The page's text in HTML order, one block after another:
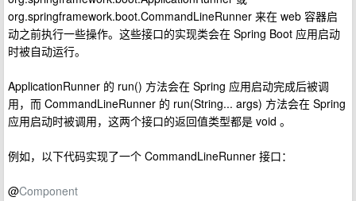
org.springframework.boot.CommandLineRunner 来在 web 容器启
动之前执行一些操作。这些接口的实现类会在 Spring Boot 应用启动
时被自动运行。
ApplicationRunner 的 run() 方法会在 Spring 应用启动完成后被调
用，而 CommandLineRunner 的 run(String... args) 方法会在 Spring
应用启动时被调用，这两个接口的返回值类型都是 void 。
例如，以下代码实现了一个 CommandLineRunner 接口：
@Component